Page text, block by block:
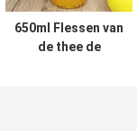
650ml Flessen van
de thee de